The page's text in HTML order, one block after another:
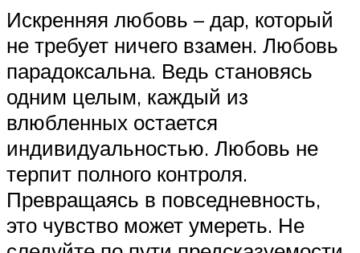
Искренняя любовь – дар, который
не требует ничего взамен. Любовь
парадоксальна. Ведь становясь
одним целым, каждый из
влюбленных остается
индивидуальностью. Любовь не
терпит полного контроля.
Превращаясь в повседневность,
это чувство может умереть. Не